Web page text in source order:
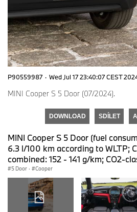
P90559987 · Wed Jul 17 23:40:07 CEST
MINI Cooper S 5 Door (07/2024).
DOWNLOAD SDÍLET
MINI Cooper S 5 Door (fuel
6.3 l/100 km according to WLTP;
combined: 152 - 141 g/km; CO2-
5 Door · Cooper